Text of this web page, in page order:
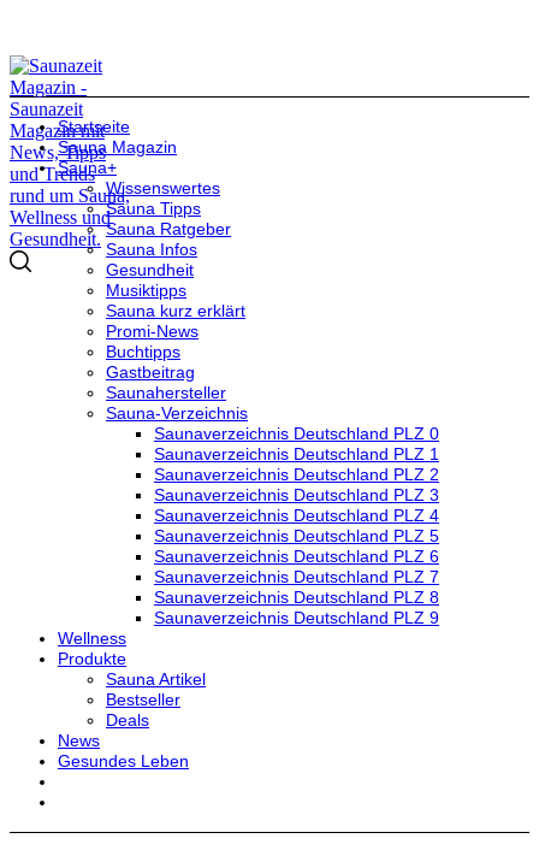
Startseite
Sauna Magazin
Sauna+
Wissenswertes
Sauna Tipps
Sauna Ratgeber
Sauna Infos
Gesundheit
Musiktipps
Sauna kurz erklärt
Promi-News
Buchtipps
Gastbeitrag
Saunahersteller
Sauna-Verzeichnis
Saunaverzeichnis Deutschland PLZ 0
Saunaverzeichnis Deutschland PLZ 1
Saunaverzeichnis Deutschland PLZ 2
Saunaverzeichnis Deutschland PLZ 3
Saunaverzeichnis Deutschland PLZ 4
Saunaverzeichnis Deutschland PLZ 5
Saunaverzeichnis Deutschland PLZ 6
Saunaverzeichnis Deutschland PLZ 7
Saunaverzeichnis Deutschland PLZ 8
Saunaverzeichnis Deutschland PLZ 9
Wellness
Produkte
Sauna Artikel
Bestseller
Deals
News
Gesundes Leben